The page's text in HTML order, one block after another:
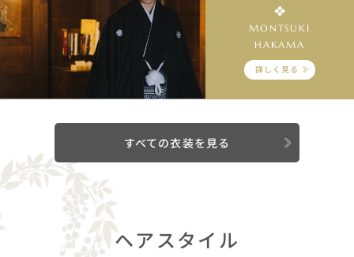
MONTSUKI
HAKAMA
詳しく見る
すべての衣装を見る
ヘアスタイル